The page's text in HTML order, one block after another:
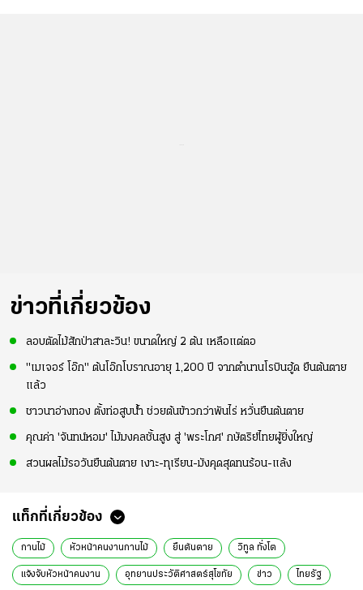
ข่าวที่เกี่ยวข้อง
ลอบตัดไม้สักป่าสาละวิน! ขนาดใหญ่ 2 ต้น เหลือแต่ตอ
"เมเจอร์ โอ๊ก" ต้นโอ๊กโบราณอายุ 1,200 ปี จากตำนานโรบินฮู้ด ยืนต้นตาย
แล้ว
ชาวนาอ่างทอง ตั้งท่อสูบน้ำ ช่วยต้นข้าวกว่าพันไร่ หวั่นยืนต้นตาย
คุณค่า 'จันทน์หอม' ไม้มงคลชั้นสูง สู่ 'พระโกศ' กษัตริย์ไทยผู้ยิ่งใหญ่
สวนผลไม้รอวันยืนต้นตาย เงาะ-ทุเรียน-มังคุดสุดทนร้อน-แล้ง
แท็กที่เกี่ยวข้อง
กานไม้ หัวหน้าคนงานกานไม้ ยืนต้นตาย วิทูล ทั่งโต
แจ้งจับหัวหน้าคนงาน อุทยานประวัติศาสตร์สุโขทัย ข่าว ไทยรัฐ